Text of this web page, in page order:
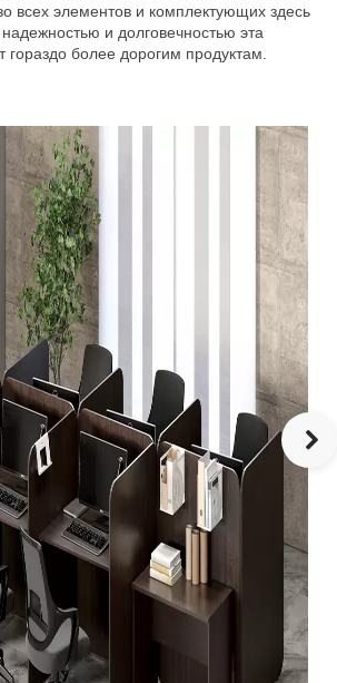
всех элементов и комплектующих здесь
и долговечностью эта
гораздо более дорогим продуктам.